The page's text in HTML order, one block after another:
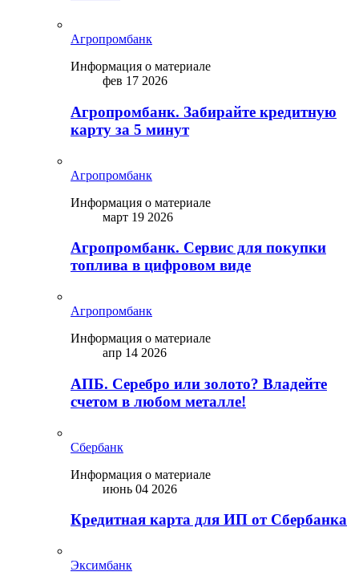
Агропромбанк
Информация о материале
фев 17 2026
Агропромбанк. Забирайте кредитную
карту за 5 минут
Агропромбанк
Информация о материале
март 19 2026
Агропромбанк. Сервис для покупки
топлива в цифровом виде
Агропромбанк
Информация о материале
апр 14 2026
АПБ. Серебро или золото? Владейте
счетом в любом металле!
Сбербанк
Информация о материале
июнь 04 2026
Кредитная карта для ИП от Сбербанка
Эксимбанк